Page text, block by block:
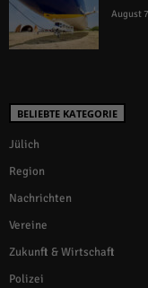
August
BELIEBTE KATEGORIE
Jülich
Region
Nachrichten
Vereine
Zukunft & Wirtschaft
Polizei